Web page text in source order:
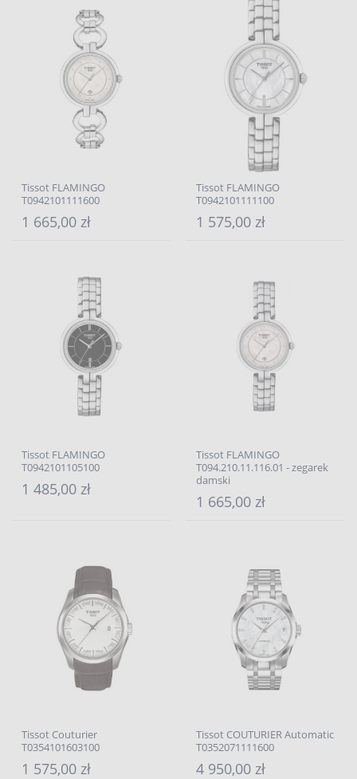
Tissot FLAMINGO
T0942101111600
1 665,00 zł
Tissot FLAMINGO
T0942101111100
1 575,00 zł
Tissot FLAMINGO
T0942101105100
1 485,00 zł
Tissot FLAMINGO
T094.210.11.116.01 - zegarek
damski
1 665,00 zł
Tissot Couturier
T0354101603100
1 575,00 zł
Tissot COUTURIER Automatic
T0352071111600
4 950,00 zł